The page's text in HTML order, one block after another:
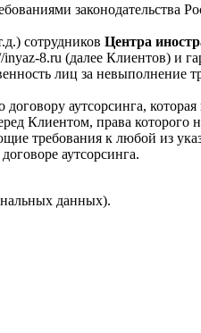
законодательства
сотрудников Центра
8.ru (далее Клиентов) и
лиц за невыполнение
аутсорсинга,
Клиентом, права
требования к любой из
аутсорсинга.
данных).